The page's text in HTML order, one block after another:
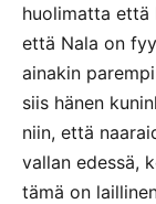
huolimatta että
että Nala on
ainakin
siis hänen
niin, että
vallan edessä,
tämä on